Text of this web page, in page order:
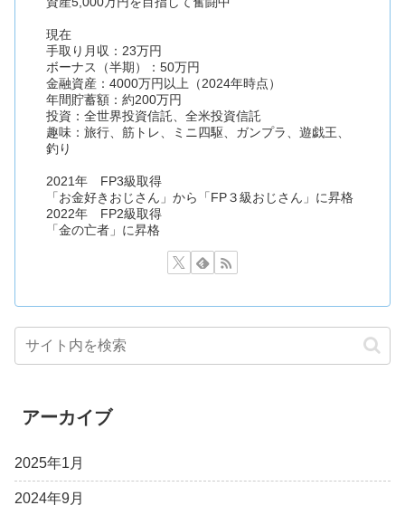
現在
手取り月収：23万円
ボーナス（半期）：50万円
金融資産：4000万円以上（2024年時点）
年間貯蓄額：約200万円
投資：全世界投資信託、全米投資信託
趣味：旅行、筋トレ、ミニ四駆、ガンプラ、遊戯王、
釣り
2021年 FP3級取得
「お金好きおじさん」から「FP３級おじさん」に昇格
2022年 FP2級取得
「金の亡者」に昇格
アーカイブ
2025年1月
2024年9月